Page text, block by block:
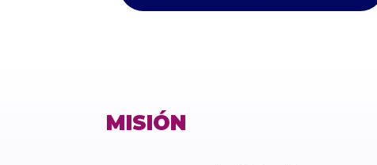
MISIÓN